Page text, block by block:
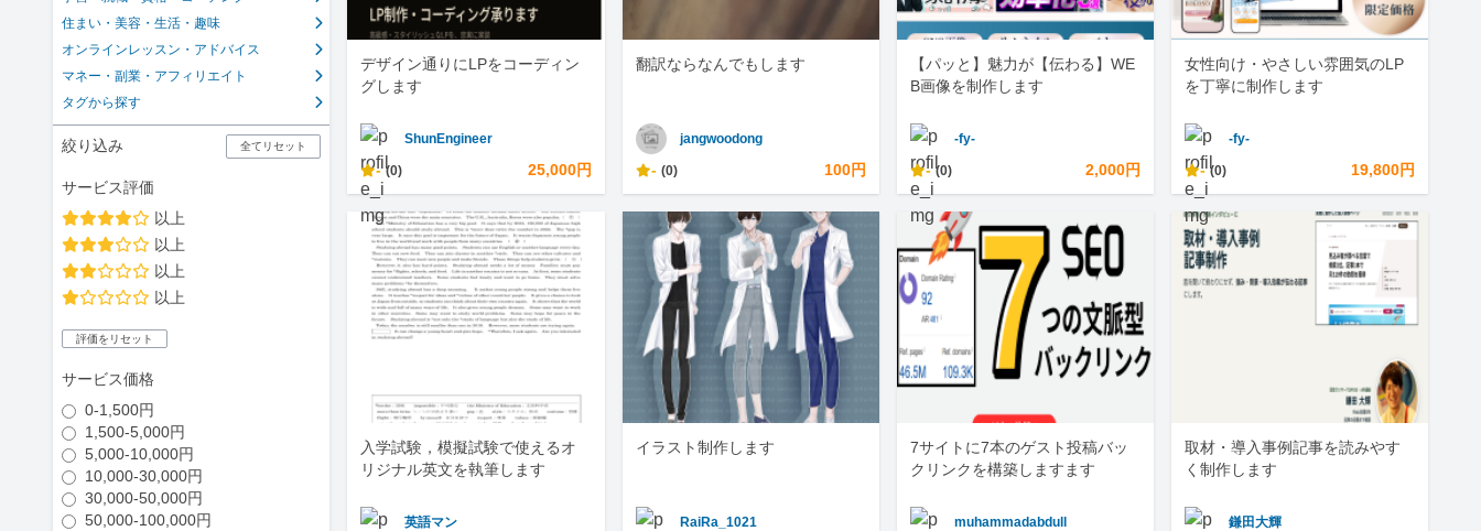
住まい・美容・生活・趣味
オンラインレッスン・アドバイス
マネー・副業・アフィリエイト
タグから探す
絞り込み 全てリセット
サービス評価
以上
以上
以上
以上
評価をリセット
サービス価格
0-1,500円
1,500-5,000円
5,000-10,000円
10,000-30,000円
30,000-50,000円
50,000-100,000円
デザイン通りにLPをコーディン
グします
ShunEngineer
- (0) 25,000円
翻訳ならなんでもします
jangwoodong
- (0) 100円
【パッと】魅力が【伝わる】WE
B画像を制作します
-fy-
- (0) 2,000円
女性向け・やさしい雰囲気のLP
を丁寧に制作します
-fy-
- (0) 19,800円
入学試験，模擬試験で使えるオ
リジナル英文を執筆します
英語マン
イラスト制作します
RaiRa_1021
7サイトに7本のゲスト投稿バッ
クリンクを構築しますます
muhammadabdull
取材・導入事例記事を読みやす
く制作します
鎌田大輝